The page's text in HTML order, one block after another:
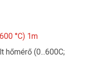
°C) 1m
hőmérő (0...600C;